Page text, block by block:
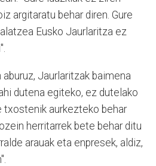
argitaratu behar diren. Gure
Eusko Jaurlaritza ez
Jaurlaritzak baimena
dutena egiteko, ez dutelako
txostenik aurkezteko behar
herritarrek bete behar ditu
arauak eta enpresek, aldiz,